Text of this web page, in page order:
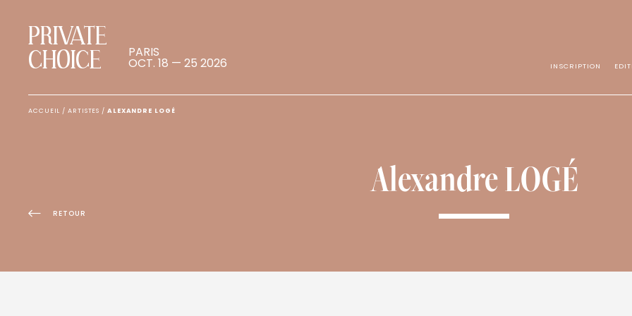
PRIVATE
CHOICE
PARIS
OCT. 18 — 25 2026 INSCRIPTION
ACCUEIL /ARTISTES / ALEXANDRE LOGÉ
RETOUR
Alexandre LOGÉ